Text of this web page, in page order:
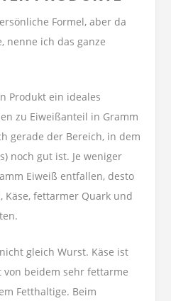
Formel, aber da
nenne ich das ganze
Produkt ein ideales
zu Eiweißanteil in Gramm
gerade der Bereich, in dem
noch gut ist. Je weniger
Eiweiß entfallen, desto
Käse, fettarmer Quark und
gleich Wurst. Käse ist
von beidem sehr fettarme
Fetthaltige. Beim